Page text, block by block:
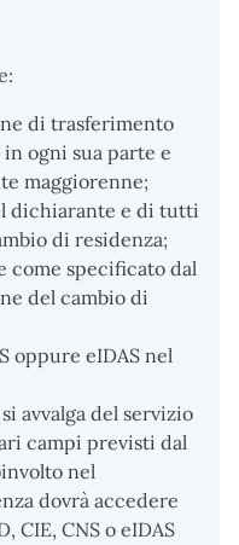
di trasferimento
ogni sua parte e
maggiorenne;
dichiarante e di tutti
di residenza;
come specificato dal
del cambio di
oppure eIDAS nel
avvalga del servizio
campi previsti dal
nel
dovrà accedere
CIE, CNS o eIDAS